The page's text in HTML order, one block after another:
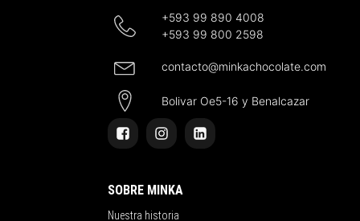
+593 99 890 4008
+593 99 800 2598
contacto@minkachocolate.com
Bolivar Oe5-16 y Benalcazar
SOBRE MINKA
Nuestra historia